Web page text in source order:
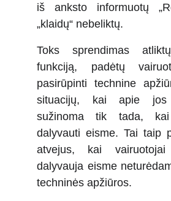
iš anksto informuotų
„klaidų“ nebeliktų.
Toks sprendimas
funkciją, padėtų
pasirūpinti technine
situacijų, kai apie jos
sužinoma tik tada, kai
dalyvauti eisme. Tai taip
atvejus, kai
dalyvauja eisme
techninės apžiūros.